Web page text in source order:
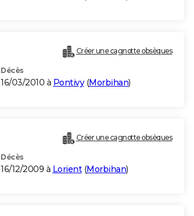
Créer une cagnotte obsèques
Décès
16/03/2010 à Pontivy(Morbihan)
Créer une cagnotte obsèques
Décès
16/12/2009 à Lorient(Morbihan)